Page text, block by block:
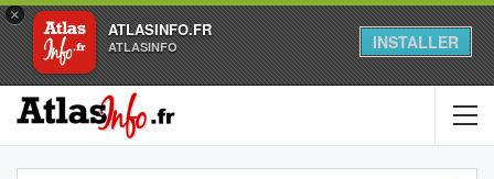
×
ATLASINFO.FR
ATLASINFO INSTALLER